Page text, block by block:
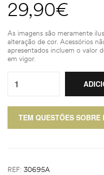
29,90€
As imagens são meramente
alteração de cor. Acessórios
apresentados incluem o valor
em vigor.
TEM QUESTÕES SOBRE
REF: 30695A